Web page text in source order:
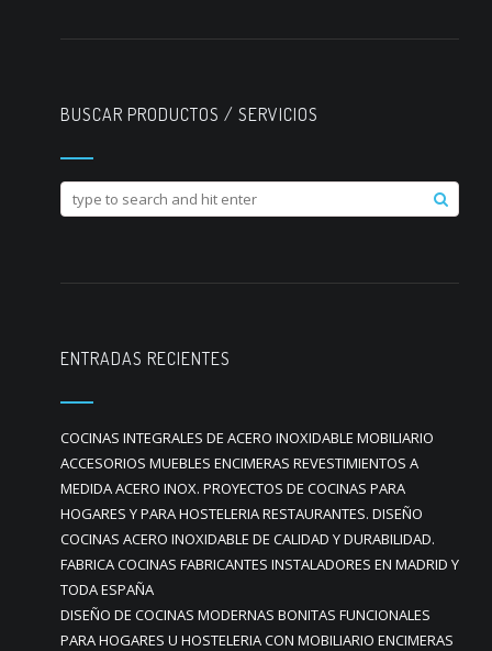
BUSCAR PRODUCTOS / SERVICIOS
ENTRADAS RECIENTES
COCINAS INTEGRALES DE ACERO INOXIDABLE MOBILIARIO
ACCESORIOS MUEBLES ENCIMERAS REVESTIMIENTOS A
MEDIDA ACERO INOX. PROYECTOS DE COCINAS PARA
HOGARES Y PARA HOSTELERIA RESTAURANTES. DISEÑO
COCINAS ACERO INOXIDABLE DE CALIDAD Y DURABILIDAD.
FABRICA COCINAS FABRICANTES INSTALADORES EN MADRID Y
TODA ESPAÑA
DISEÑO DE COCINAS MODERNAS BONITAS FUNCIONALES
PARA HOGARES U HOSTELERIA CON MOBILIARIO ENCIMERAS